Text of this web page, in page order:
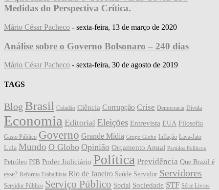
Medidas do Perspectiva Crítica.
Mário César Pacheco - sexta-feira, 13 de março de 2020
Análise sobre o Governo Bolsonaro – 240 dias
Mário César Pacheco - sexta-feira, 30 de agosto de 2019
TAGS
Blog Brasil Cidadão Ciência Corrupção Crise Democracia Dívida
Economia Editorial Eleições Entrevista EUA Filosofia
Gasto Público Governo Grande Mídia Grupo Globo Inflação Lava-Jato
Lula Mundo O Globo Opinião Orçamento Anual Partidos Políticos
Petróleo PIB Poder Judiciário Política Previdência Que Brazil é
esse? Reforma Trabalhista Rio de Janeiro Saúde Servidor Servidores
Servidor Público Serviço Público Social Sociedade STF Série Livros